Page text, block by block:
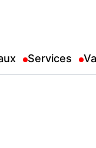
Services